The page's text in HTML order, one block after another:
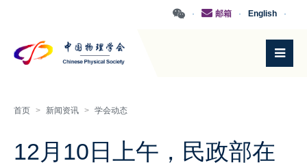
·
English
·
邮箱
·
首页 > 新闻资讯 > 学会动态
12月10日上午，民政部在